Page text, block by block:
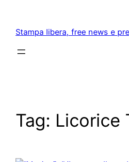
content
Stampa libera, free news e
Tag: Licorice